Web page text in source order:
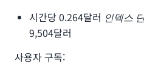
생성할 때 시작됩니다.
익명 채팅 또는 ChatSync API
사용된 기존 Amazon Q
용량을 기준으로 요금이 청구됩니
시간당 0.264달러 인덱스
9,504달러
사용자 구독: